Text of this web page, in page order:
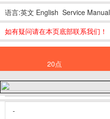
语言:英文 English Service Manual
如有疑问请在本页底部联系我们！
20点
-